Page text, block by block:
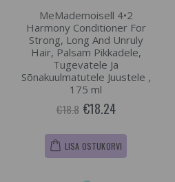
MeMademoisell 4•2
Harmony Conditioner For
Strong, Long And Unruly
Hair, Palsam Pikkadele,
Tugevatele Ja
Sõnakuulmatutele Juustele ,
175 ml
€18.8 €18.24
LISA OSTUKORVI